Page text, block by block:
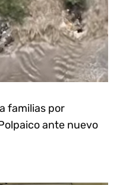
familias por
ante nuevo